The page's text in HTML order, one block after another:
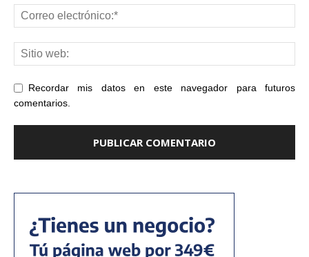
Recordar mis datos en este navegador para futuros
comentarios.